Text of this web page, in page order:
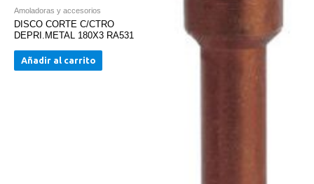
Amoladoras y accesorios
DISCO CORTE C/CTRO
DEPRI.METAL 180X3 RA531
Añadir al carrito